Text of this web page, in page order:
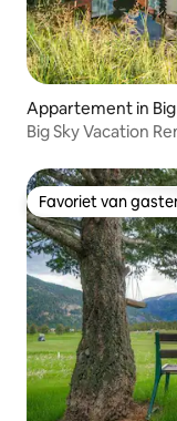
Appartement in Big
Big Sky Vacation
Favoriet van
Favoriet van